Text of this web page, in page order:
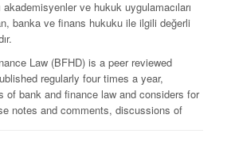
akademisyenler ve hukuk uygulamacıları
banka ve finans hukuku ile ilgili değerli
Law (BFHD) is a peer reviewed
regularly four times a year,
of bank and finance law and considers for
notes and comments, discussions of